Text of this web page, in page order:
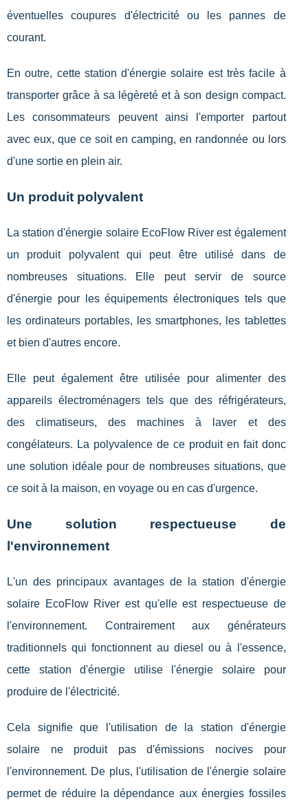
éventuelles coupures d'électricité ou les pannes de
courant.
En outre, cette station d'énergie solaire est très facile à
transporter grâce à sa légèreté et à son design compact.
Les consommateurs peuvent ainsi l'emporter partout
avec eux, que ce soit en camping, en randonnée ou lors
d'une sortie en plein air.
Un produit polyvalent
La station d'énergie solaire EcoFlow River est également
un produit polyvalent qui peut être utilisé dans de
nombreuses situations. Elle peut servir de source
d'énergie pour les équipements électroniques tels que
les ordinateurs portables, les smartphones, les tablettes
et bien d'autres encore.
Elle peut également être utilisée pour alimenter des
appareils électroménagers tels que des réfrigérateurs,
des climatiseurs, des machines à laver et des
congélateurs. La polyvalence de ce produit en fait donc
une solution idéale pour de nombreuses situations, que
ce soit à la maison, en voyage ou en cas d'urgence.
Une solution respectueuse de
l'environnement
L'un des principaux avantages de la station d'énergie
solaire EcoFlow River est qu'elle est respectueuse de
l'environnement. Contrairement aux générateurs
traditionnels qui fonctionnent au diesel ou à l'essence,
cette station d'énergie utilise l'énergie solaire pour
produire de l'électricité.
Cela signifie que l'utilisation de la station d'énergie
solaire ne produit pas d'émissions nocives pour
l'environnement. De plus, l'utilisation de l'énergie solaire
permet de réduire la dépendance aux énergies fossiles